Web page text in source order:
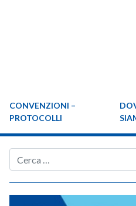
CONVENZIONI –
PROTOCOLLI
Cerca